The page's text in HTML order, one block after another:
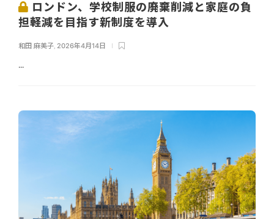
ロンドン、学校制服の廃棄削減と家庭の負
担軽減を目指す新制度を導入
和田 麻美子, 2026年4月14日
...